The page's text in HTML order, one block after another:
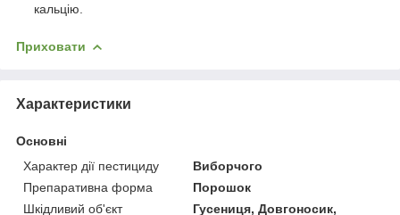
кальцію.
Приховати
Характеристики
Основні
Характер дії пестициду
Виборчого
Препаративна форма
Порошок
Шкідливий об'єкт
Гусениця, Довгоносик,